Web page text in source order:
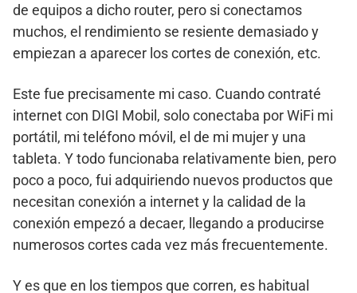
de equipos a dicho router, pero si conectamos
muchos, el rendimiento se resiente demasiado y
empiezan a aparecer los cortes de conexión, etc.
Este fue precisamente mi caso. Cuando contraté
internet con DIGI Mobil, solo conectaba por WiFi mi
portátil, mi teléfono móvil, el de mi mujer y una
tableta. Y todo funcionaba relativamente bien, pero
poco a poco, fui adquiriendo nuevos productos que
necesitan conexión a internet y la calidad de la
conexión empezó a decaer, llegando a producirse
numerosos cortes cada vez más frecuentemente.
Y es que en los tiempos que corren, es habitual